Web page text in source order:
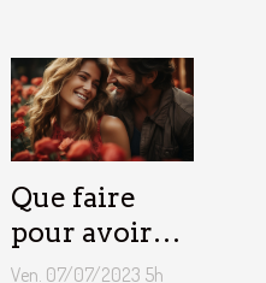
Que faire
pour avoir
toujours la
Ven. 07/07/2023 5h